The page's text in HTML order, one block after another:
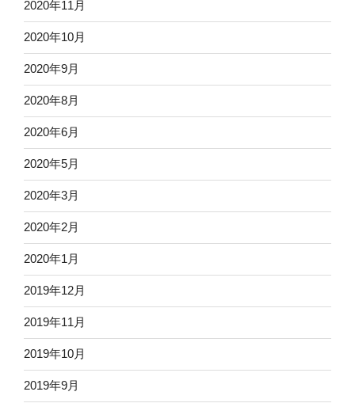
2020年11月
2020年10月
2020年9月
2020年8月
2020年6月
2020年5月
2020年3月
2020年2月
2020年1月
2019年12月
2019年11月
2019年10月
2019年9月